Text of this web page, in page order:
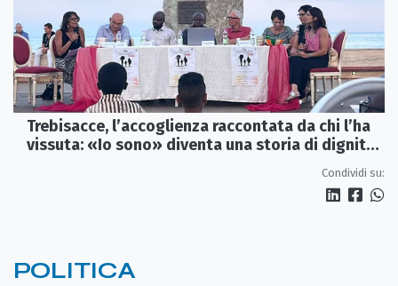
Trebisacce, l’accoglienza raccontata da chi l’ha
vissuta: «Io sono» diventa una storia di dignità
Condividi su:
POLITICA